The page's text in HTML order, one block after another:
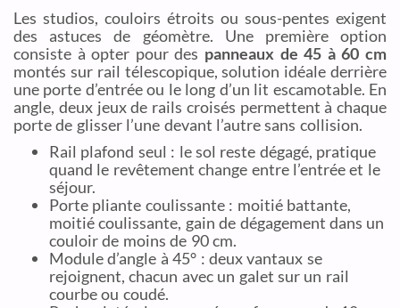
Les studios, couloirs étroits ou sous-pentes exigent
des astuces de géomètre. Une première option
consiste à opter pour des panneaux de 45 à 60 cm
montés sur rail télescopique, solution idéale derrière
une porte d’entrée ou le long d’un lit escamotable. En
angle, deux jeux de rails croisés permettent à chaque
porte de glisser l’une devant l’autre sans collision.
Rail plafond seul : le sol reste dégagé, pratique
quand le revêtement change entre l’entrée et le
séjour.
Porte pliante coulissante : moitié battante,
moitié coulissante, gain de dégagement dans un
couloir de moins de 90 cm.
Module d’angle à 45° : deux vantaux se
rejoignent, chacun avec un galet sur un rail
courbe ou coudé.